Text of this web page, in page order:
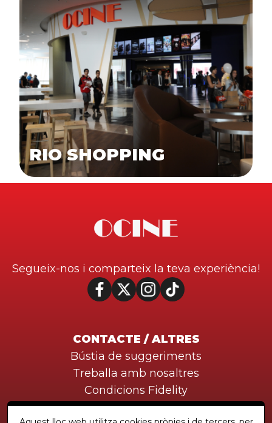
RIO SHOPPING
Segueix-nos i comparteix la teva experiència!
CONTACTE / ALTRES
Bústia de suggeriments
Treballa amb nosaltres
Condicions Fidelity